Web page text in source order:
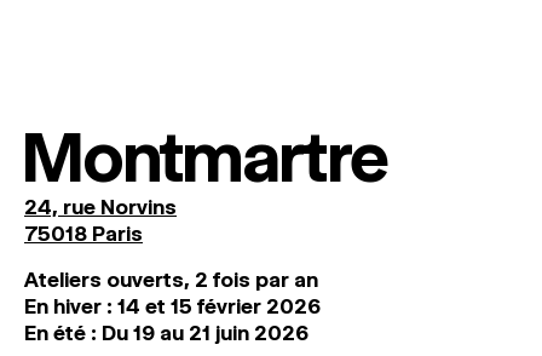
Montmartre
24, rue Norvins
75018 Paris
Ateliers ouverts, 2 fois par an
En hiver : 14 et 15 février 2026
En été : Du 19 au 21 juin 2026